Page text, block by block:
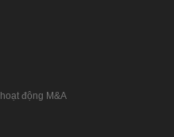
động M&A